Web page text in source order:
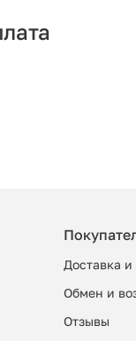
Доставка и
Обмен и
Отзывы